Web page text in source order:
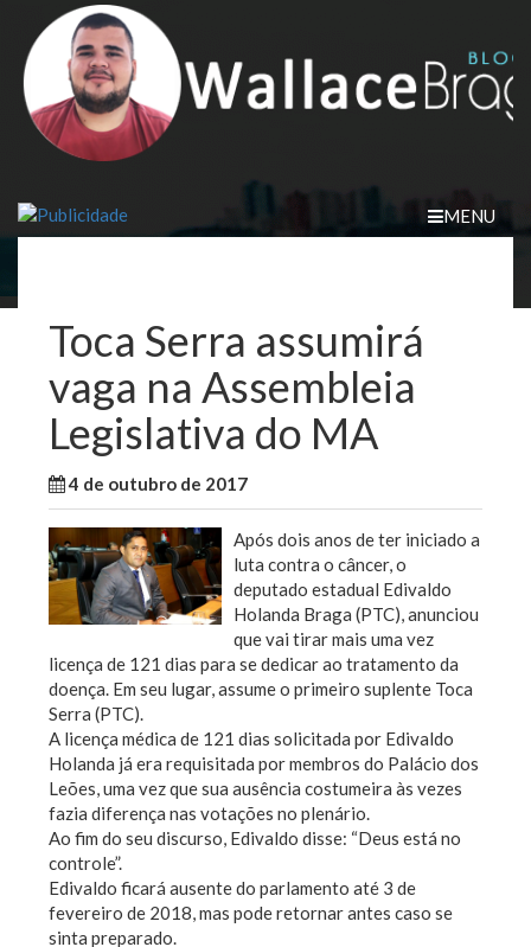
content
MENU
Toca Serra assumirá
vaga na Assembleia
Legislativa do MA
4 de outubro de 2017
Após dois anos de ter iniciado a
luta contra o câncer, o
deputado estadual Edivaldo
Holanda Braga (PTC), anunciou
que vai tirar mais uma vez
licença de 121 dias para se dedicar ao tratamento da
doença. Em seu lugar, assume o primeiro suplente Toca
Serra (PTC).
A licença médica de 121 dias solicitada por Edivaldo
Holanda já era requisitada por membros do Palácio dos
Leões, uma vez que sua ausência costumeira às vezes
fazia diferença nas votações no plenário.
Ao fim do seu discurso, Edivaldo disse: “Deus está no
controle”.
Edivaldo ficará ausente do parlamento até 3 de
fevereiro de 2018, mas pode retornar antes caso se
sinta preparado.